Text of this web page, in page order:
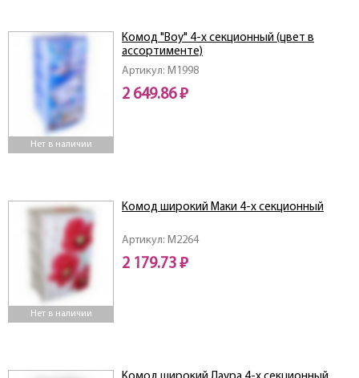
Нет в наличии
Артикул: M1998
Комод "Boy" 4-х секционный (цвет в
ассортименте)
2 649.86 ₽
Нет в наличии
Артикул: M2264
Комод широкий Маки 4-х секционный
2 179.73 ₽